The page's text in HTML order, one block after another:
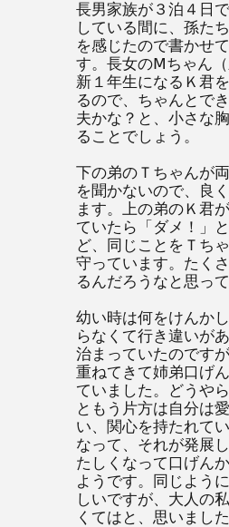
長男家族が３泊４日
している間に、孫た
を感じたので書かせ
す。長女のⅯちゃん
新１年生になるＫ君
るので、ちゃんとで
夫かな？と、小さな
ることでしょう。
下の弟のＴちゃんが
を聞かないので、良
ます。上の弟のＫ君
ていたら「ダメ！」
ど、同じことをＴち
守っています。たく
るんだろうなと思っ
幼い時は何をけんか
らなくて行き違いが
治まっていたのです
重ねてきて姉弟口げ
ていました。どうや
ともう片方は自分は
い、関心を持たれて
なって、それが発展
たしくなって口げん
ようです。同じよう
しいですが、大人の
くてはと、思いました